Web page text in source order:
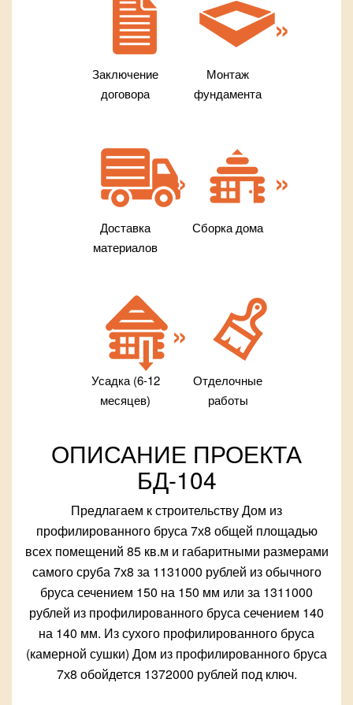
Заключение
договора
Монтаж
фундамента
Доставка
материалов
Сборка дома
Усадка (6-12
месяцев)
Отделочные
работы
ОПИСАНИЕ ПРОЕКТА
БД-104
Предлагаем к строительству Дом из
профилированного бруса 7х8 общей площадью
всех помещений 85 кв.м и габаритными размерами
самого сруба 7х8 за 1131000 рублей из обычного
бруса сечением 150 на 150 мм или за 1311000
рублей из профилированного бруса сечением 140
на 140 мм. Из сухого профилированного бруса
(камерной сушки) Дом из профилированного бруса
7х8 обойдется 1372000 рублей под ключ.